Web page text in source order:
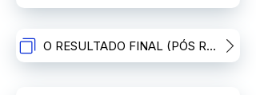
O RESULTADO FINAL (PÓS RECURSOS)